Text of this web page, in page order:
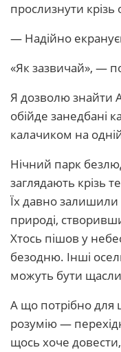
прослизнути
— Надійно
«Як зазвичай», —
Я дозволю знайти
обійде занедбані
калачиком на
Нічний парк
заглядають крізь
Їх давно
природі,
Хтось пішов у
безодню. Інші
можуть бути
А що потрібно для
розумію —
щось хоче